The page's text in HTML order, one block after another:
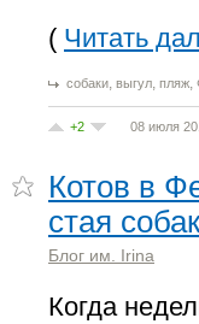
( Читать
собаки, выгул, пляж,
+2 08 июля
Котов в
стая собак
Блог им. Irina
Когда